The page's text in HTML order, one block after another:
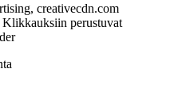
creativecdn.com
perustuvat